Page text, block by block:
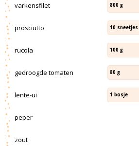
varkensfilet 800 g
prosciutto 10 sneetjes
rucola 100 g
gedroogde tomaten 80 g
lente-ui 1 bosje
peper
zout